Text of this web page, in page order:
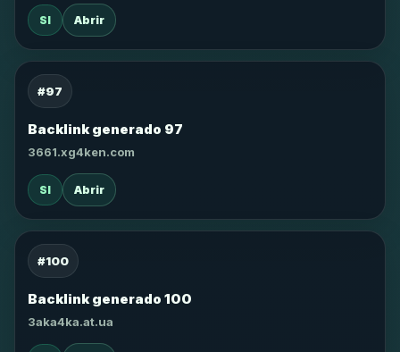
SI Abrir
#97
Backlink generado 97
3661.xg4ken.com
SI Abrir
#100
Backlink generado 100
3aka4ka.at.ua